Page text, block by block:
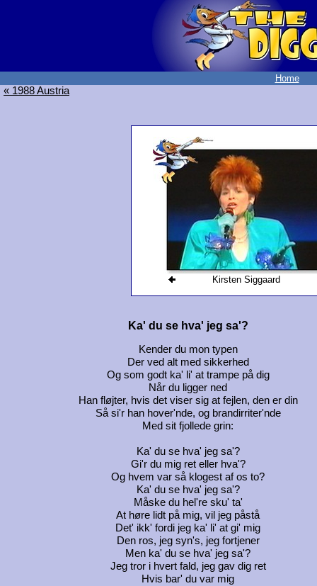
Home
« 1988 Austria
Kirsten Siggaard
Ka' du se hva' jeg sa'?
Kender du mon typen
Der ved alt med sikkerhed
Og som godt ka' li' at trampe på dig
Når du ligger ned
Han fløjter, hvis det viser sig at fejlen, den er din
Så si'r han hover'nde, og brandirriter'nde
Med sit fjollede grin:
Ka' du se hva' jeg sa'?
Gi'r du mig ret eller hva'?
Og hvem var så klogest af os to?
Ka' du se hva' jeg sa'?
Måske du hel're sku' ta'
At høre lidt på mig, vil jeg påstå
Det' ikk' fordi jeg ka' li' at gi' mig
Den ros, jeg syn's, jeg fortjener
Men ka' du se hva' jeg sa'?
Jeg tror i hvert fald, jeg gav dig ret
Hvis bar' du var mig